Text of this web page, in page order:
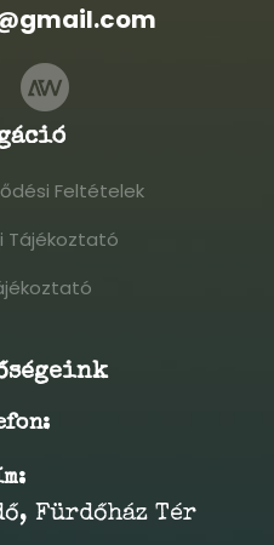
Feltételek
Tájékoztató
Fürdőház Tér